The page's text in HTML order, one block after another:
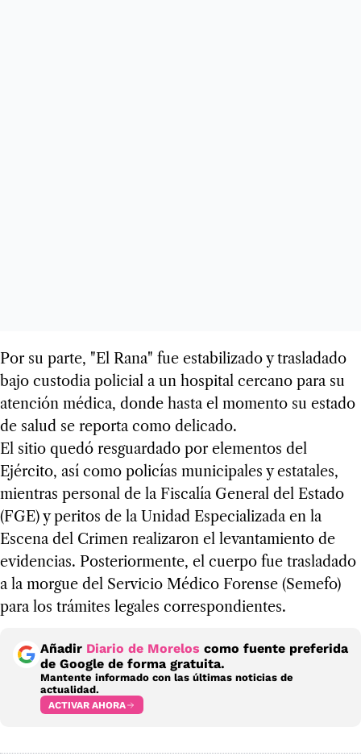
Por su parte, "El Rana" fue estabilizado y trasladado
bajo custodia policial a un hospital cercano para su
atención médica, donde hasta el momento su estado
de salud se reporta como delicado.
El sitio quedó resguardado por elementos del
Ejército, así como policías municipales y estatales,
mientras personal de la Fiscalía General del Estado
(FGE) y peritos de la Unidad Especializada en la
Escena del Crimen realizaron el levantamiento de
evidencias. Posteriormente, el cuerpo fue trasladado
a la morgue del Servicio Médico Forense (Semefo)
para los trámites legales correspondientes.
Añadir Diario de Morelos como fuente preferida
de Google de forma gratuita.
Mantente informado con las últimas noticias de
actualidad.
ACTIVAR AHORA